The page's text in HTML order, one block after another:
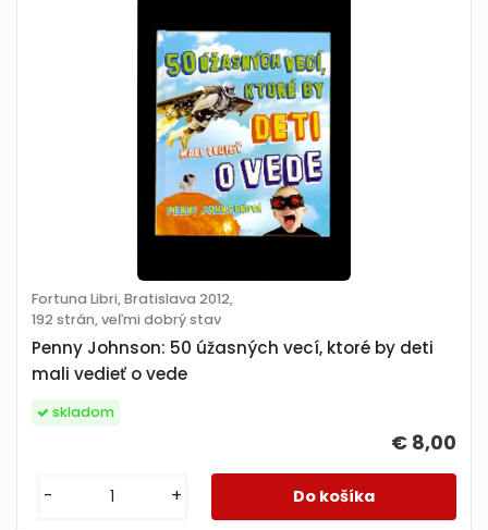
Penny Johnson: 50 úžasných vecí, ktoré by deti
mali vedieť o vede
Fortuna Libri, Bratislava 2012,
192 strán, veľmi dobrý stav
€ 8,00
skladom
- +